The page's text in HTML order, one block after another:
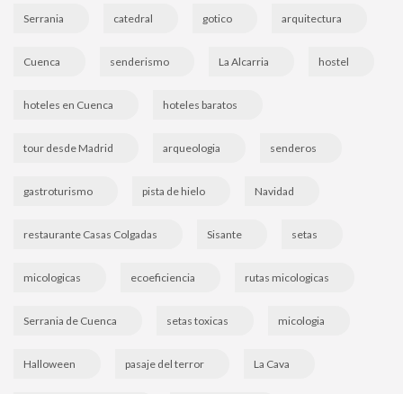
Serrania catedral gotico arquitectura
Cuenca senderismo La Alcarria hostel
hoteles en Cuenca hoteles baratos
tour desde Madrid arqueologia senderos
gastroturismo pista de hielo Navidad
restaurante Casas Colgadas Sisante setas
micologicas ecoeficiencia rutas micologicas
Serrania de Cuenca setas toxicas micologia
Halloween pasaje del terror La Cava